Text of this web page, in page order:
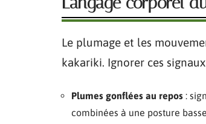
Le plumage et les
kakariki. Ignorer ces
Plumes gonflées au repos :
combinées à une posture